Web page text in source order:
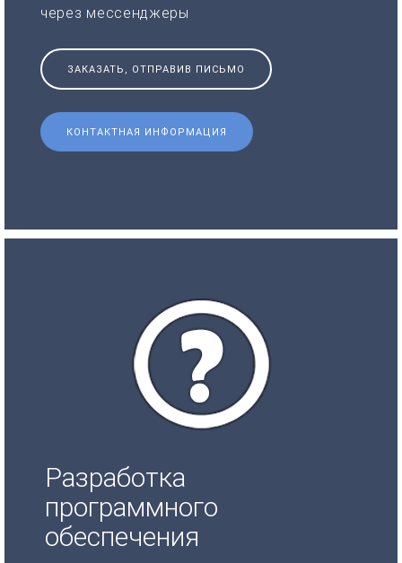
через мессенджеры
ЗАКАЗАТЬ, ОТПРАВИВ ПИСЬМО
КОНТАКТНАЯ ИНФОРМАЦИЯ
Разработка
программного
обеспечения